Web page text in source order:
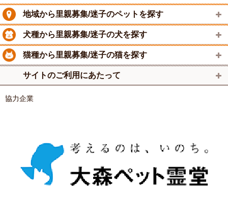
地域から里親募集/迷子のペットを探す
犬種から里親募集/迷子の犬を探す
猫種から里親募集/迷子の猫を探す
サイトのご利用にあたって
協力企業